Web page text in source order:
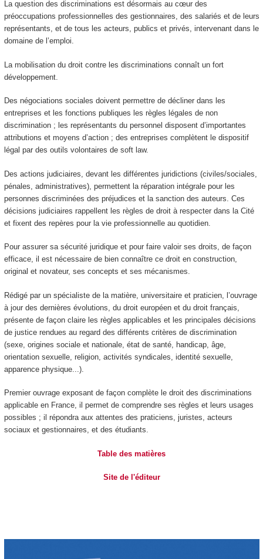
La question des discriminations est désormais au cœur des
préoccupations professionnelles des gestionnaires, des salariés et de leurs
représentants, et de tous les acteurs, publics et privés, intervenant dans le
domaine de l’emploi.
La mobilisation du droit contre les discriminations connaît un fort
développement.
Des négociations sociales doivent permettre de décliner dans les
entreprises et les fonctions publiques les règles légales de non
discrimination ; les représentants du personnel disposent d’importantes
attributions et moyens d’action ; des entreprises complètent le dispositif
légal par des outils volontaires de soft law.
Des actions judiciaires, devant les différentes juridictions (civiles/sociales,
pénales, administratives), permettent la réparation intégrale pour les
personnes discriminées des préjudices et la sanction des auteurs. Ces
décisions judiciaires rappellent les règles de droit à respecter dans la Cité
et fixent des repères pour la vie professionnelle au quotidien.
Pour assurer sa sécurité juridique et pour faire valoir ses droits, de façon
efficace, il est nécessaire de bien connaître ce droit en construction,
original et novateur, ses concepts et ses mécanismes.
Rédigé par un spécialiste de la matière, universitaire et praticien, l’ouvrage
à jour des dernières évolutions, du droit européen et du droit français,
présente de façon claire les règles applicables et les principales décisions
de justice rendues au regard des différents critères de discrimination
(sexe, origines sociale et nationale, état de santé, handicap, âge,
orientation sexuelle, religion, activités syndicales, identité sexuelle,
apparence physique...).
Premier ouvrage exposant de façon complète le droit des discriminations
applicable en France, il permet de comprendre ses règles et leurs usages
possibles ; il répondra aux attentes des praticiens, juristes, acteurs
sociaux et gestionnaires, et des étudiants.
Table des matières
Site de l'éditeur